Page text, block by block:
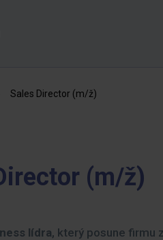
Sales Director (m/ž)
(m/ž)
lídra, který posune firmu